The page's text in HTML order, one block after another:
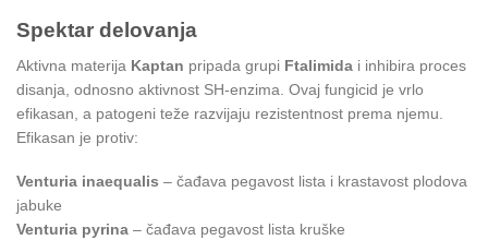
Spektar delovanja
Aktivna materija Kaptan pripada grupi Ftalimida i inhibira proces
disanja, odnosno aktivnost SH-enzima. Ovaj fungicid je vrlo
efikasan, a patogeni teže razvijaju rezistentnost prema njemu.
Efikasan je protiv:
Venturia inaequalis – čađava pegavost lista i krastavost plodova
jabuke
Venturia pyrina – čađava pegavost lista kruške